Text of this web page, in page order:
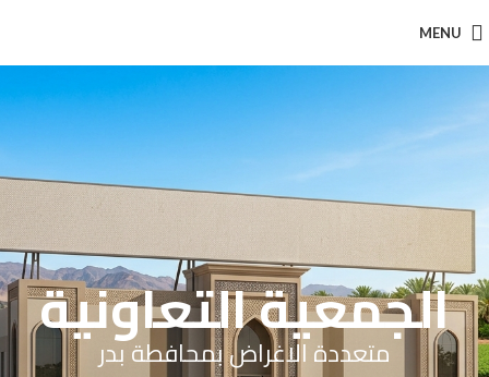
MENU
الجمعية التعاونية
متعددة الاغراض بمحافطة بدر